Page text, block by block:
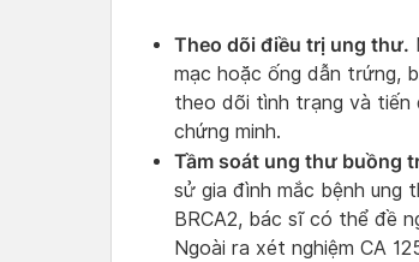
Theo dõi điều trị ung thư.
mạc hoặc ống dẫn trứng,
theo dõi tình trạng và tiến
chứng minh.
Tầm soát ung thư buồng
sử gia đình mắc bệnh ung
BRCA2, bác sĩ có thể đề
Ngoài ra xét nghiệm CA